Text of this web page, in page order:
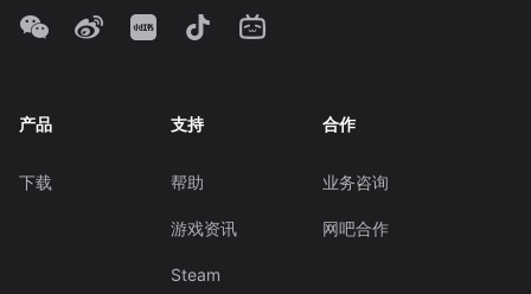
产品
下载
支持
帮助
游戏资讯
Steam
合作
业务咨询
网吧合作